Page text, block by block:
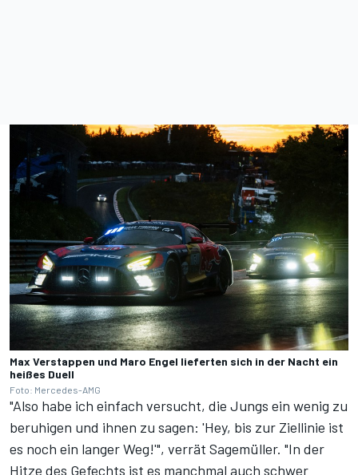
Max Verstappen und Maro Engel lieferten sich in der Nacht ein
heißes Duell
Foto: Mercedes-AMG
"Also habe ich einfach versucht, die Jungs ein wenig zu
beruhigen und ihnen zu sagen: 'Hey, bis zur Ziellinie ist
es noch ein langer Weg!'", verrät Sagemüller. "In der
Hitze des Gefechts ist es manchmal auch schwer